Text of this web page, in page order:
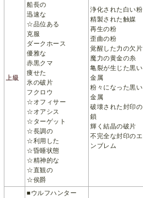
上級
船長の
迅速な
☆品位ある
克服
ダークホース
優雅な
赤黒クマ
痩せた
氷の破片
フクロウ
☆オフィサー
☆オアシス
☆ターゲット
☆長調の
☆利用した
☆昏睡状態
☆精神的な
☆直観の
☆侯爵
浄化された白い粉
精製された触媒
再生の粉
歪曲の粉
覚醒した力の欠片
魔力の黄金の糸
亀裂が生じた黒い
金属
粉々になった黒い
金属
破壊された封印の
鎖
輝く結晶の破片
不完全な封印のエ
ンブレム
■ウルフハンター